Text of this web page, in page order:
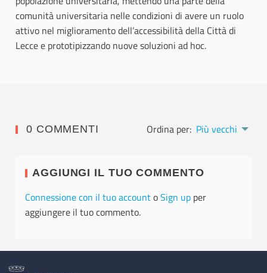
comunità universitaria nelle condizioni di avere un ruolo
attivo nel miglioramento dell’accessibilità della Città di
Lecce e prototipizzando nuove soluzioni ad hoc.
0 COMMENTI Ordina per: Più vecchi
AGGIUNGI IL TUO COMMENTO
Connessione con il tuo accountoSign up per
aggiungere il tuo commento.